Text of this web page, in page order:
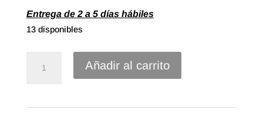
Entrega de 2 a 5 días hábiles
13 disponibles
polipropileno
Añadir al carrito